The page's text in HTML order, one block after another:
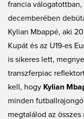
francia válogatottban,
decemberében
Kylian Mbappé, aki
Kupát és az U19-es
is sikeres lett,
transzferpiac
kell, hogy Kylian
minden
megtalálod az